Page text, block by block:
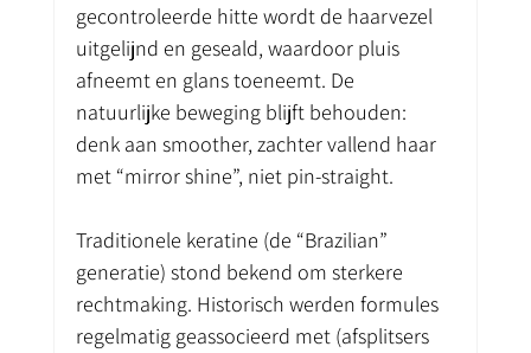
gecontroleerde hitte wordt de haarvezel
uitgelijnd en geseald, waardoor pluis
afneemt en glans toeneemt. De
natuurlijke beweging blijft behouden:
denk aan smoother, zachter vallend haar
met “mirror shine”, niet pin-straight.
Traditionele keratine (de “Brazilian”
generatie) stond bekend om sterkere
rechtmaking. Historisch werden formules
regelmatig geassocieerd met (afsplitsers